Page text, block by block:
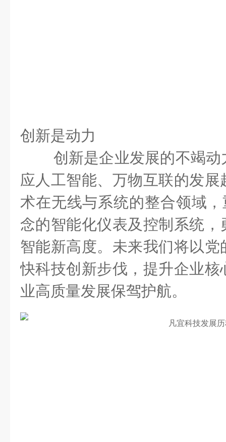
创新是动力
创新是企业发展的不竭
应人工智能、万物互联的发
术在无线与系统的整合领域
念的智能化仪表及控制系统
智能新高度。未来我们将以
快科技创新步伐，提升企业
业高质量发展保驾护航。